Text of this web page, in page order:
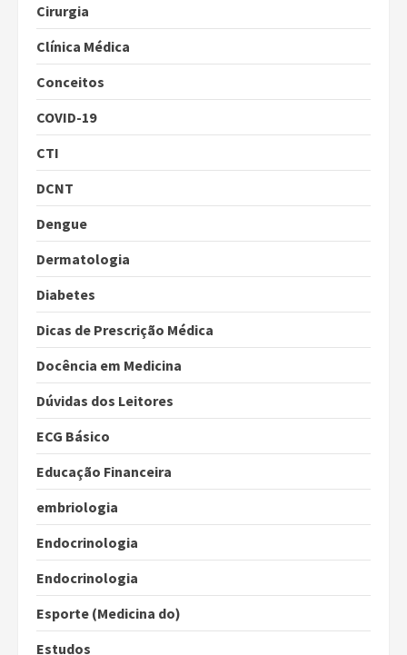
Cirurgia
Clínica Médica
Conceitos
COVID-19
CTI
DCNT
Dengue
Dermatologia
Diabetes
Dicas de Prescrição Médica
Docência em Medicina
Dúvidas dos Leitores
ECG Básico
Educação Financeira
embriologia
Endocrinologia
Endocrinologia
Esporte (Medicina do)
Estudos